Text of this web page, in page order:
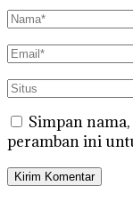
Simpan
peramban ini